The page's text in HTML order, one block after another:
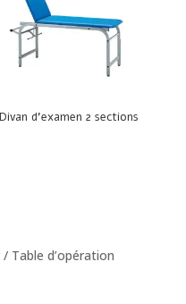
Divan d’examen 2 sections
/ Table d’opération